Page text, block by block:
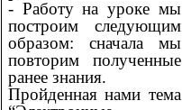
- Работу на уроке мы
построим следующим
образом: сначала мы
повторим полученные
ранее знания.
Пройденная нами тема